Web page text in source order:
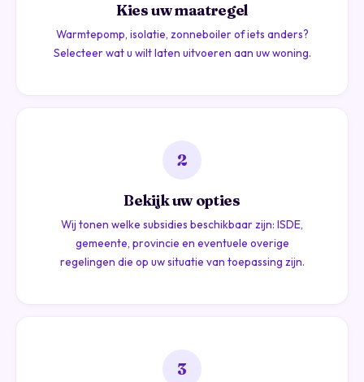
Kies uw maatregel
Warmtepomp, isolatie, zonneboiler of iets anders?
Selecteer wat u wilt laten uitvoeren aan uw woning.
2
Bekijk uw opties
Wij tonen welke subsidies beschikbaar zijn: ISDE,
gemeente, provincie en eventuele overige
regelingen die op uw situatie van toepassing zijn.
3